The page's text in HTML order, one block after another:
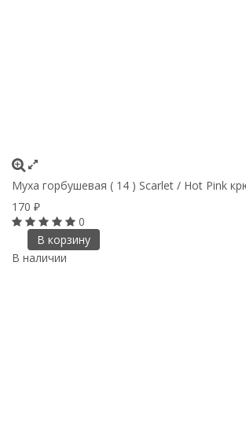
Муха горбушевая ( 14 ) Scarlet / Hot Pink
170 ₽
0
В корзину
В наличии